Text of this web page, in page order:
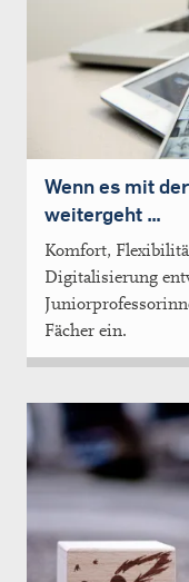
Wenn es mit
weitergeht …
Komfort,
Digitalisierung
Fächer ein.